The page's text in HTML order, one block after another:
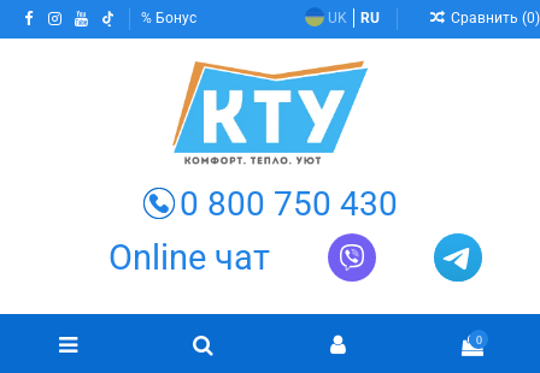
Бонус UK RU Сравнить (0)
0 800 750 430
Online чат
0